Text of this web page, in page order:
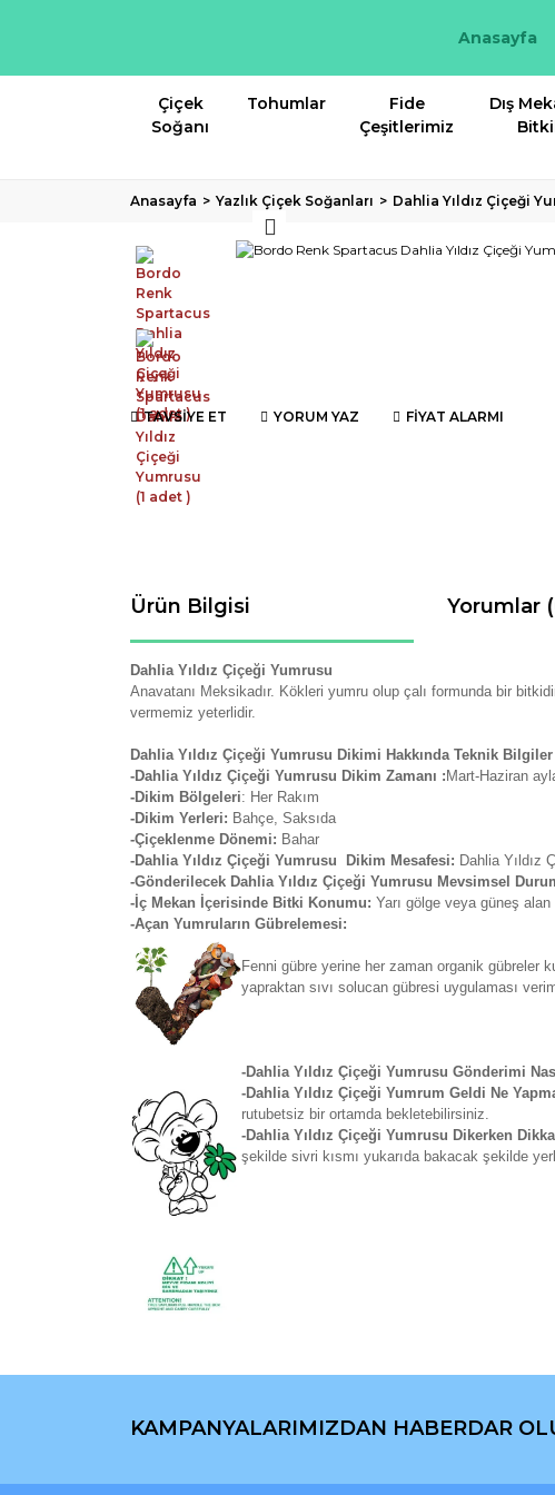
Anasayfa
Çiçek
Soğanı
Tohumlar
Fide
Çeşitlerimiz
Dış
Anasayfa Yazlık Çiçek Soğanları Dahlia Yıldız Çiçeği
TAVSİYE ET YORUM YAZ FİYAT ALARMI
Ürün Bilgisi Yorumlar
Dahlia Yıldız Çiçeği Yumrusu
Anavatanı Meksikadır. Kökleri yumru olup çalı formunda bir
vermemiz yeterlidir.
Dahlia Yıldız Çiçeği Yumrusu Dikimi Hakkında Teknik Bilgiler
-Dahlia Yıldız Çiçeği Yumrusu Dikim Zamanı : Mart-Haziran
-Dikim Bölgeleri: Her Rakım
-Dikim Yerleri: Bahçe, Saksıda
-Çiçeklenme Dönemi: Bahar
-Dahlia Yıldız Çiçeği Yumrusu Dikim Mesafesi: Dahlia Yıldız
-Gönderilecek Dahlia Yıldız Çiçeği Yumrusu Mevsimsel
-İç Mekan İçerisinde Bitki Konumu: Yarı gölge veya güneş
-Açan Yumruların Gübrelemesi:
Fenni gübre yerine her zaman organik gübreler
yapraktan sıvı solucan gübresi uygulaması
-Dahlia Yıldız Çiçeği Yumrusu Gönderimi
-Dahlia Yıldız Çiçeği Yumrum Geldi Ne
rutubetsiz bir ortamda bekletebilirsiniz.
-Dahlia Yıldız Çiçeği Yumrusu Dikerken
şekilde sivri kısmı yukarıda bakacak şekilde
Görüş ve önerileriniz için teşekkür ederiz.
Ürün resmi kalitesiz, bozuk veya görüntülenemiyor.
Ürün bilgilerinde hatalar bulunuyor.
KAMPANYALARIMIZDAN HABERDAR